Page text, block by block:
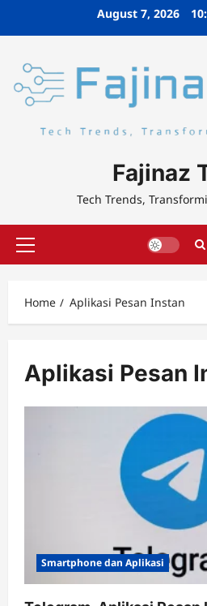
August 7, 2026
Fajinaz
Tech Trends,
Primary
Home Aplikasi Pesan Instan
Aplikasi Pesan
Smartphone dan Aplikasi